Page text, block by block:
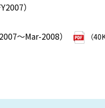
）
～Mar-2008） （